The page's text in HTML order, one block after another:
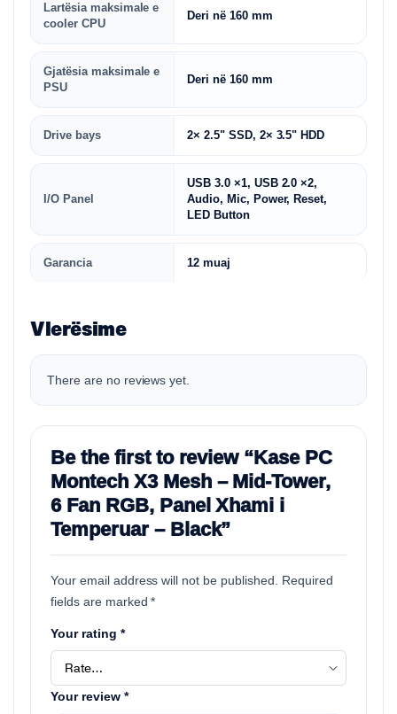
Lartësia maksimale e
cooler CPU
Deri në 160 mm
Gjatësia maksimale e
PSU
Deri në 160 mm
Drive bays 2× 2.5" SSD, 2× 3.5" HDD
I/O Panel
USB 3.0 ×1, USB 2.0 ×2,
Audio, Mic, Power, Reset,
LED Button
Garancia 12 muaj
Vlerësime
There are no reviews yet.
Be the first to review “Kase PC
Montech X3 Mesh – Mid-Tower,
6 Fan RGB, Panel Xhami i
Temperuar – Black”
Your email address will not be published.
Required
fields are marked*
Your rating *
Your review *